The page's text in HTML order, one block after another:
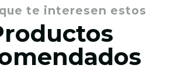
te interesen estos